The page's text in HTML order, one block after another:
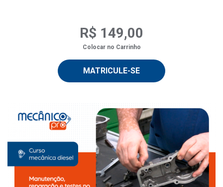
R$ 149,00
Colocar no Carrinho
MATRICULE-SE